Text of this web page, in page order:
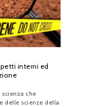
interni ed
scienza che
delle scienze della